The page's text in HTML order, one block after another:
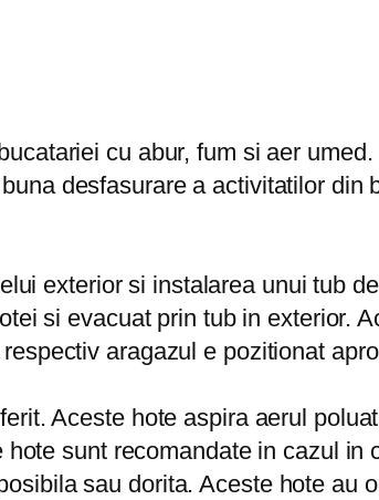
cu abur, fum si aer
desfasurare a activitatilor din
exterior si instalarea unui tub
si evacuat prin tub in exterior.
aragazul e pozitionat
Aceste hote aspira aerul
sunt recomandate in cazul in
sau dorita. Aceste hote au